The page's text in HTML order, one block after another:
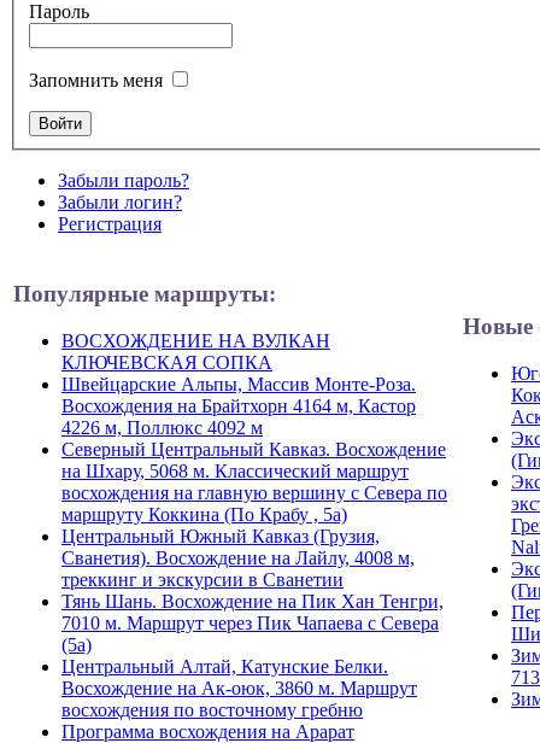
Пароль
Запомнить меня
Забыли пароль?
Забыли логин?
Регистрация
Популярные маршруты:
ВОСХОЖДЕНИЕ НА ВУЛКАН
КЛЮЧЕВСКАЯ СОПКА
Швейцарские Альпы, Массив Монте-Роза.
Восхождения на Брайтхорн 4164 м, Кастор
4226 м, Поллюкс 4092 м
Северный Центральный Кавказ. Восхождение
на Шхару, 5068 м. Классический маршрут
восхождения на главную вершину с Севера по
маршруту Коккина (По Крабу , 5а)
Центральный Южный Кавказ (Грузия,
Сванетия). Восхождение на Лайлу, 4008 м,
треккинг и экскурсии в Сванетии
Тянь Шань. Восхождение на Пик Хан Тенгри,
7010 м. Маршрут через Пик Чапаева с Севера
(5а)
Центральный Алтай, Катунские Белки.
Восхождение на Ак-оюк, 3860 м. Маршрут
восхождения по восточному гребню
Программа восхождения на Арарат
Новые